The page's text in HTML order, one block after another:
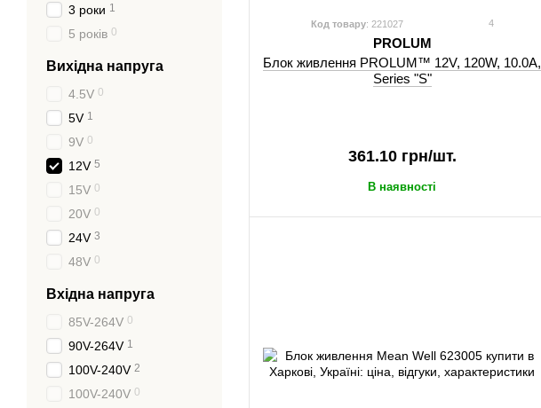
Код товару: 221027 4
PROLUM
Блок живлення PROLUM™ 12V, 120W, 10.0А,
Series "S"
361.10 грн/шт.
В наявності
3 роки 1
5 років 0
Вихідна напруга
4.5V 0
5V 1
9V 0
12V 5
15V 0
20V 0
24V 3
48V 0
Вхідна напруга
85V-264V 0
90V-264V 1
100V-240V 2
100V-240V 0